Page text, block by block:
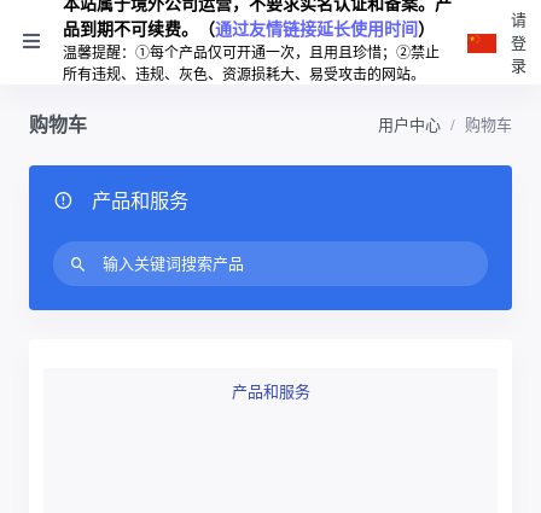
品到期不可续费。（通过友情链接延长使用时间）
温馨提醒：①每个产品仅可开通一次，且用且珍惜；②禁止
所有违规、违规、灰色、资源损耗大、易受攻击的网站。
请
登
录
购物车 用户中心 购物车
产品和服务
产品和服务